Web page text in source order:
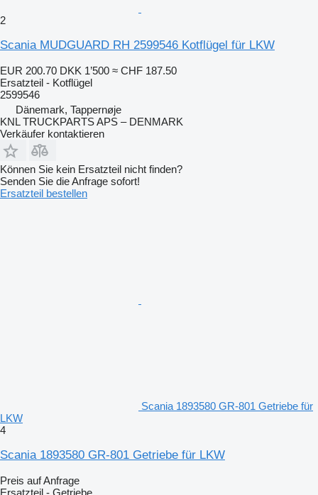
2
Scania MUDGUARD RH 2599546 Kotflügel für LKW
EUR 200.70 DKK 1’500 ≈ CHF 187.50
Ersatzteil - Kotflügel
2599546
Dänemark, Tappernøje
KNL TRUCKPARTS APS – DENMARK
Verkäufer kontaktieren
Können Sie kein Ersatzteil nicht finden?
Senden Sie die Anfrage sofort!
Ersatzteil bestellen
Scania 1893580 GR-801 Getriebe für
LKW
4
Scania 1893580 GR-801 Getriebe für LKW
Preis auf Anfrage
Ersatzteil - Getriebe